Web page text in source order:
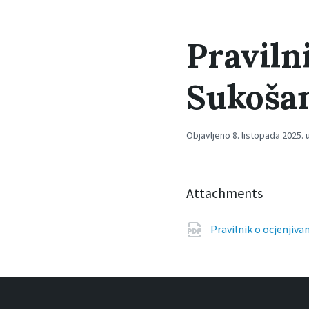
Objavljeno 8. listopada 2025.
Attachments
Pravilnik o